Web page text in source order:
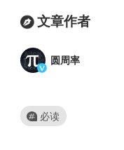
文章作者
圆周率
必读